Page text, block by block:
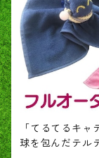
「てるてるキ
球を包んだテル